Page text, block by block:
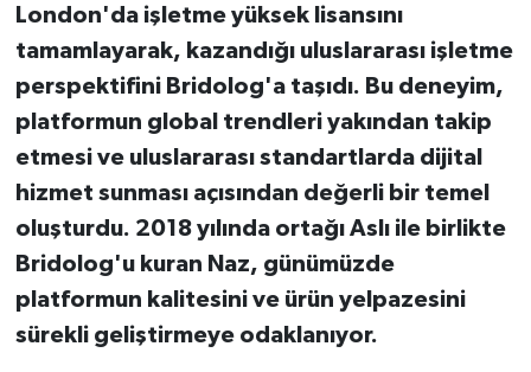
London'da işletme yüksek lisansını
tamamlayarak, kazandığı uluslararası işletme
perspektifini Bridolog'a taşıdı. Bu deneyim,
platformun global trendleri yakından takip
etmesi ve uluslararası standartlarda dijital
hizmet sunması açısından değerli bir temel
oluşturdu. 2018 yılında ortağı Aslı ile birlikte
Bridolog'u kuran Naz, günümüzde
platformun kalitesini ve ürün yelpazesini
sürekli geliştirmeye odaklanıyor.